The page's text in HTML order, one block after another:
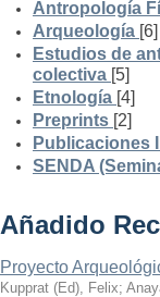
Antropología
Arqueología [6]
Estudios de
colectiva [5]
Etnología [4]
Preprints [2]
Publicaciones
SENDA
Añadido
Proyecto
Kupprat (Ed), Felix;